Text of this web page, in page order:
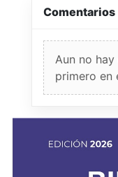
Comentarios
Aun no
primero en